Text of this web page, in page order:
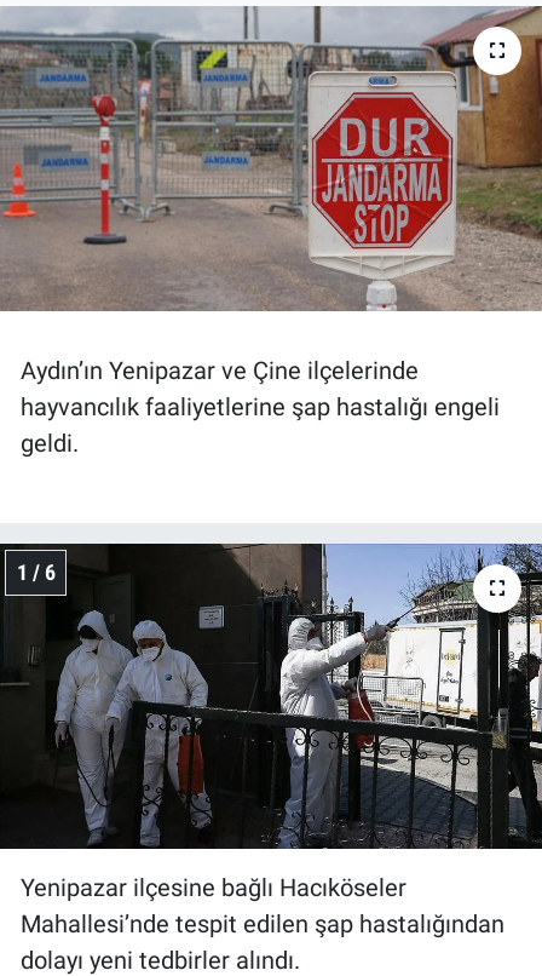
Aydın’ın Yenipazar ve Çine ilçelerinde
hayvancılık faaliyetlerine şap hastalığı engeli
geldi.
1 / 6
Yenipazar ilçesine bağlı Hacıköseler
Mahallesi’nde tespit edilen şap hastalığından
dolayı yeni tedbirler alındı.
Özel Haberler
Kadın
Erişim Bilgileri
Sağlık
Teknoloji